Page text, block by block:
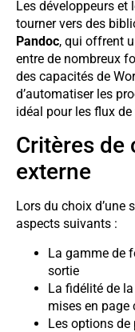
Les développeurs et
tourner vers des
Pandoc, qui offrent
entre de nombreux
des capacités de
d’automatiser les
idéal pour les flux
Critères de
externe
Lors du choix d’une
aspects suivants :
La gamme de
sortie
La fidélité de
mises en page
Les options de